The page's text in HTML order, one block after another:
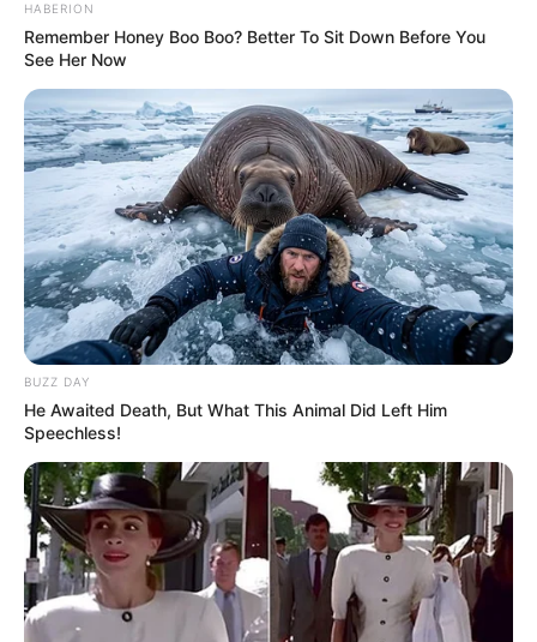
HABERION
Remember Honey Boo Boo? Better To Sit Down Before You
See Her Now
BUZZ DAY
He Awaited Death, But What This Animal Did Left Him
Speechless!